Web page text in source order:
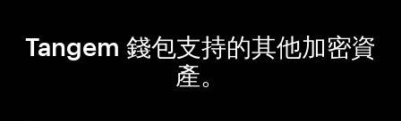
Tangem 錢包支持的其他加密資
產。